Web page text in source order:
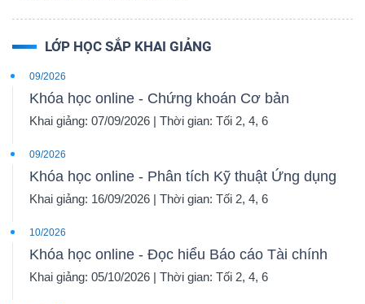
LỚP HỌC SẮP KHAI GIẢNG
09/2026
Khóa học online - Chứng khoán Cơ bản
Khai giảng: 07/09/2026 | Thời gian: Tối 2, 4, 6
09/2026
Khóa học online - Phân tích Kỹ thuật Ứng dụng
Khai giảng: 16/09/2026 | Thời gian: Tối 2, 4, 6
10/2026
Khóa học online - Đọc hiểu Báo cáo Tài chính
Khai giảng: 05/10/2026 | Thời gian: Tối 2, 4, 6